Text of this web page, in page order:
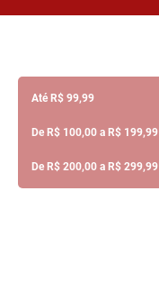
Até R$ 99,99
De R$ 100,00 a R$ 199,99
De R$ 200,00 a R$ 299,99